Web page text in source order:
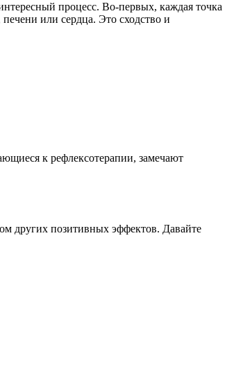
процесс. Во-первых, каждая точка
или сердца. Это сходство и
к рефлексотерапии, замечают
других позитивных эффектов. Давайте